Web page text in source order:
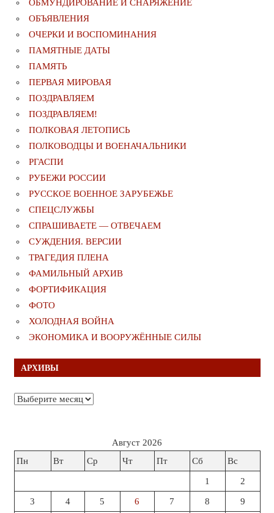
ОБМУНДИРОВАНИЕ И СНАРЯЖЕНИЕ
ОБЪЯВЛЕНИЯ
ОЧЕРКИ И ВОСПОМИНАНИЯ
ПАМЯТНЫЕ ДАТЫ
ПАМЯТЬ
ПЕРВАЯ МИРОВАЯ
ПОЗДРАВЛЯЕМ
ПОЗДРАВЛЯЕМ!
ПОЛКОВАЯ ЛЕТОПИСЬ
ПОЛКОВОДЦЫ И ВОЕНАЧАЛЬНИКИ
РГАСПИ
РУБЕЖИ РОССИИ
РУССКОЕ ВОЕННОЕ ЗАРУБЕЖЬЕ
СПЕЦСЛУЖБЫ
СПРАШИВАЕТЕ — ОТВЕЧАЕМ
СУЖДЕНИЯ. ВЕРСИИ
ТРАГЕДИЯ ПЛЕНА
ФАМИЛЬНЫЙ АРХИВ
ФОРТИФИКАЦИЯ
ФОТО
ХОЛОДНАЯ ВОЙНА
ЭКОНОМИКА И ВООРУЖЁННЫЕ СИЛЫ
АРХИВЫ
Архивы
Август 2026
Пн
Вт Ср Чт Пт Сб Вс
1 2
3 4 5 6 7 8 9